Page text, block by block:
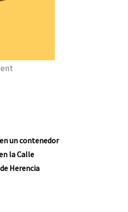
un contenedor
la Calle
Herencia